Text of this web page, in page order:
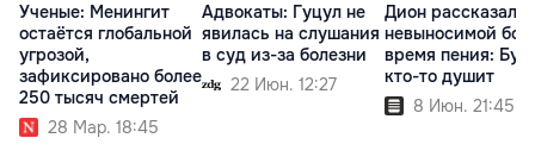
Ученые: Менингит
остаётся глобальной
угрозой,
зафиксировано более
250 тысяч смертей
28 Мар. 18:45
Адвокаты: Гуцул не
явилась на слушания
в суд из-за болезни
22 Июн. 12:27
Дион рассказала
невыносимой
время пения:
кто-то душит
8 Июн. 21:45